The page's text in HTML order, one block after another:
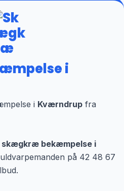
i
i Kværndrup fra
skægkræ bekæmpelse i
på 42 48 67